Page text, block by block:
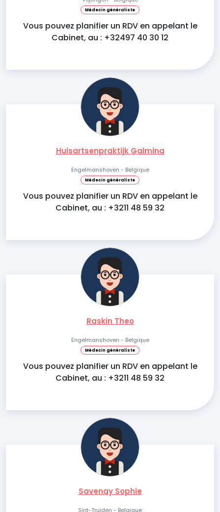
Médecin généraliste
Vous pouvez planifier un RDV en appelant le
Cabinet, au : +32497 40 30 12
Huisartsenpraktijk Galmina
Engelmanshoven - Belgique
Médecin généraliste
Vous pouvez planifier un RDV en appelant le
Cabinet, au : +3211 48 59 32
Raskin Theo
Engelmanshoven - Belgique
Médecin généraliste
Vous pouvez planifier un RDV en appelant le
Cabinet, au : +3211 48 59 32
Savenay Sophie
Sint-Truiden - Belgique